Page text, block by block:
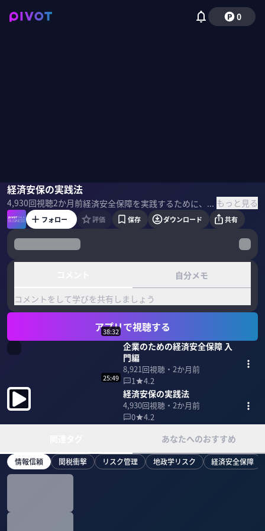
0
経済安保の実践法
4,930回視聴2か月前 経済安全保障を実践するために、ビジネスパーソンは具体的にどんな情報を集め、どう動くべきか。 電通総研の伊藤隆氏に企業を脅かすリスクを図る「3つのS」など具体的な手法を解説してもらった。 ＜ゲスト＞ 伊藤 隆｜電通総研 経済安全保障研究センター(DCER)副センター⻑ 慶應義塾大学法学部卒。1986 年三菱電機入社。2020 年、⺠間初の経済安全保障専門部門を 設立し室⻑就任。2023 年執行役員。現在は電通総研 DCER 副センター⻑のほか、FRONTEO顧問、複数の企業・法律事務所の顧問、日本政府アドバイザーを務める。 ＜参考書籍＞ 『経済安全保障とビジネス 企業が知るべきリスクと実践法』 電通総研経済安全保障研究センター（著）日経BP（刊） もっと見る
伊藤隆小手森千紗
フォロー 評価 保存 ダウンロード 共有
自分メモ
コメントをして学びを共有しましょう
アプリで視聴する
38:32
企業のための経済安全保障 入
門編
8,921回視聴・ 2か月前
1
4.2
25:49
経済安保の実践法
4,930回視聴・ 2か月前
0
4.2
あなたへのおすすめ
情報信頼 関税衝撃 リスク管理 地政学リスク 経済安全保障